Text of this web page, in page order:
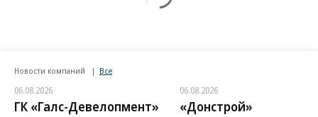
Новости компаний Все
06.08.2026
ГК «Галс-Девелопмент»
06.08.2026
«Донстрой»